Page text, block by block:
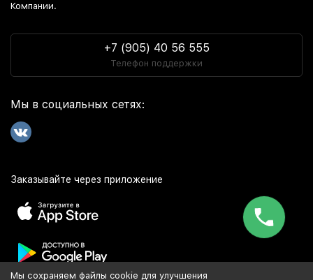
Компании.
+7 (905) 40 56 555
Телефон поддержки
Мы в социальных сетях:
Заказывайте через приложение
Мы сохраняем файлы cookie для улучшения